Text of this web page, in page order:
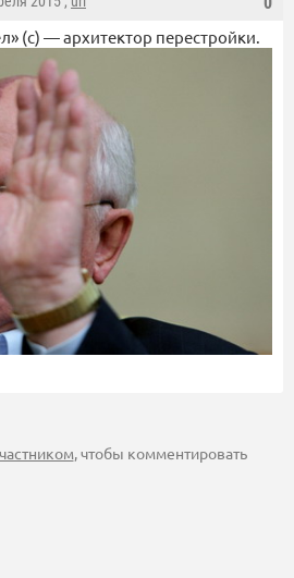
(с) — архитектор перестройки.
, чтобы комментировать